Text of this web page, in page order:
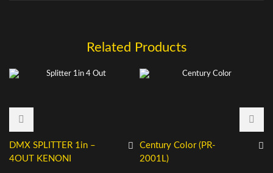
Related Products
DMX SPLITTER 1in –
4OUT KENONI
Century Color (PR-
2001L)